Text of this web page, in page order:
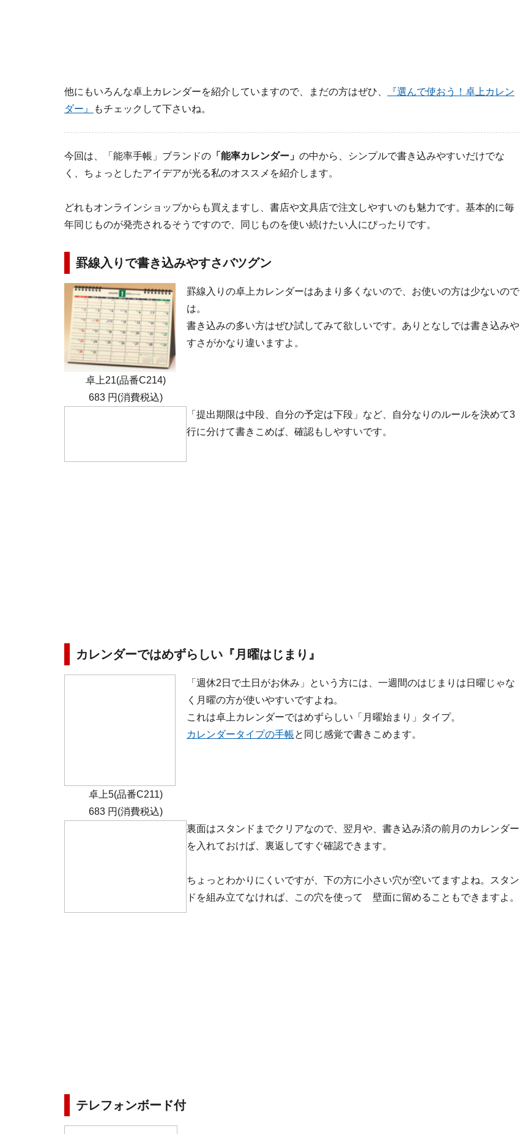
他にもいろんな卓上カレンダーを紹介していますので、まだの方はぜひ、
『選んで使おう！卓上カレン
ダー』
もチェックして下さいね。
今回は、「能率手帳」ブランドの 「能率カレンダー」 の中から、シンプルで書き込みやすいだけでな
く、ちょっとしたアイデアが光る私のオススメを紹介します。
どれもオンラインショップからも買えますし、書店や文具店で注文しやすいのも魅力です。基本的に毎
年同じものが発売されるそうですので、同じものを使い続けたい人にぴったりです。
罫線入りで書き込みやすさバツグン
罫線入りの卓上カレンダーはあまり多くないので、お使いの方は少ないので
は。
書き込みの多い方はぜひ試してみて欲しいです。ありとなしでは書き込みや
すさがかなり違いますよ。
卓上21(品番C214)
683 円(消費税込)
「提出期限は中段、自分の予定は下段」など、自分なりのルールを決めて3
行に分けて書きこめば、確認もしやすいです。
カレンダーではめずらしい『月曜はじまり』
「週休2日で土日がお休み」という方には、一週間のはじまりは日曜じゃな
く月曜の方が使いやすいですよね。
これは卓上カレンダーではめずらしい「月曜始まり」タイプ。
カレンダータイプの手帳と同じ感覚で書きこめます。
卓上5(品番C211)
683 円(消費税込)
裏面はスタンドまでクリアなので、翌月や、書き込み済の前月のカレンダー
を入れておけば、裏返してすぐ確認できます。
ちょっとわかりにくいですが、下の方に小さい穴が空いてますよね。スタン
ドを組み立てなければ、この穴を使って 壁面に留めることもできますよ。
テレフォンボード付